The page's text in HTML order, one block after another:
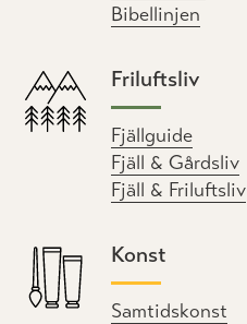
Bibellinjen
Friluftsliv
Fjällguide
Fjäll & Gårdsliv
Fjäll & Friluftsliv
Konst
Samtidskonst